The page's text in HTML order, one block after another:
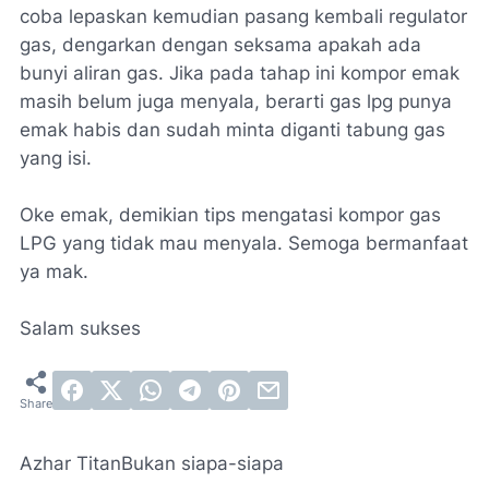
coba lepaskan kemudian pasang kembali regulator
gas, dengarkan dengan seksama apakah ada
bunyi aliran gas. Jika pada tahap ini kompor emak
masih belum juga menyala, berarti gas lpg punya
emak habis dan sudah minta diganti tabung gas
yang isi.
Oke emak, demikian tips mengatasi kompor gas
LPG yang tidak mau menyala. Semoga bermanfaat
ya mak.
Salam sukses
Azhar TitanBukan siapa-siapa